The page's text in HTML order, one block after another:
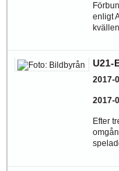
enligt
U21-
2017-
2017-
Efter